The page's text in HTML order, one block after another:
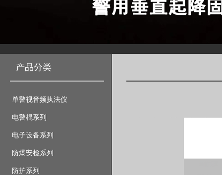
产品分类
单警视音频执法仪
电警棍系列
电子设备系列
防爆安检系列
防护系列